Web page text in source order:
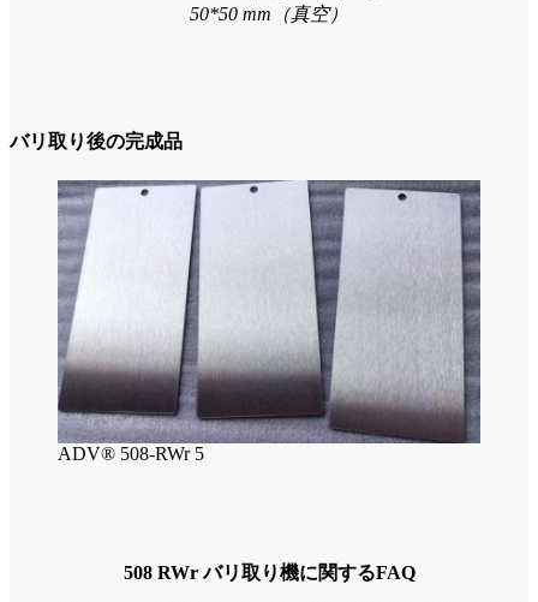
50*50 mm（真空）
バリ取り後の完成品
ADV® 508-RWr 5
508 RWr バリ取り機に関するFAQ